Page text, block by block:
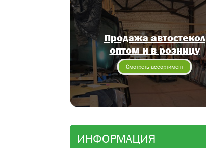
Продажа автостекол
оптом и в розницу
Смотреть ассортимент
ИНФОРМАЦИЯ